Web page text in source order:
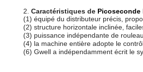
2. Caractéristiques de
(1) équipé du distributeur précis,
(2) structure horizontale inclinée,
(3) puissance indépendante de
(4) la machine entière adopte le
(6) Gwell a indépendamment écrit le